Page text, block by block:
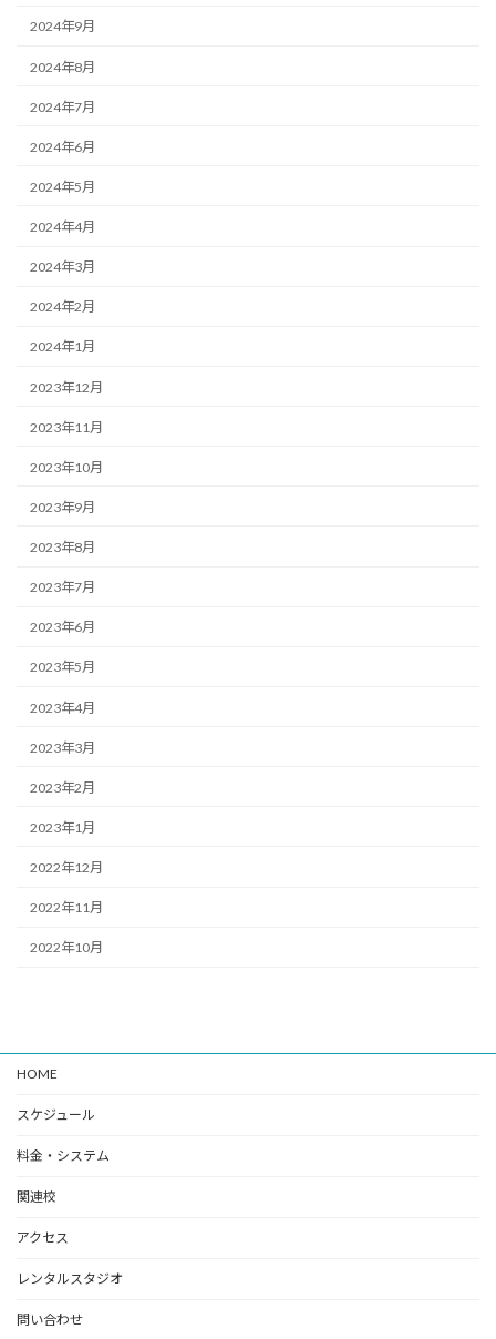
2024年9月
2024年8月
2024年7月
2024年6月
2024年5月
2024年4月
2024年3月
2024年2月
2024年1月
2023年12月
2023年11月
2023年10月
2023年9月
2023年8月
2023年7月
2023年6月
2023年5月
2023年4月
2023年3月
2023年2月
2023年1月
2022年12月
2022年11月
2022年10月
HOME
スケジュール
料金・システム
関連校
アクセス
レンタルスタジオ
問い合わせ